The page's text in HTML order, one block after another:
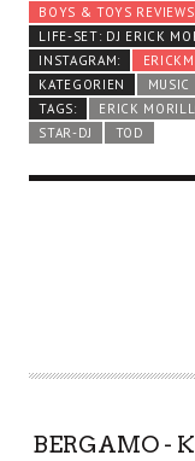
BOYS & TOYS
LIFE-SET: DJ ERICK
INSTAGRAM:
KATEGORIEN
MUSIC
TAGS:
ERICK
STAR-DJ
TOD
BERGAMO -